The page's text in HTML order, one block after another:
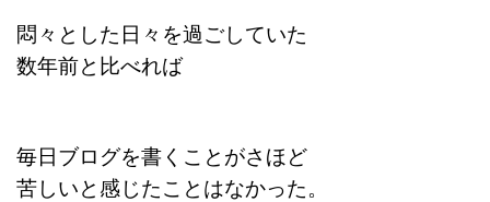
悶々とした日々を過ごしていた
数年前と比べれば
毎日ブログを書くことがさほど
苦しいと感じたことはなかった。